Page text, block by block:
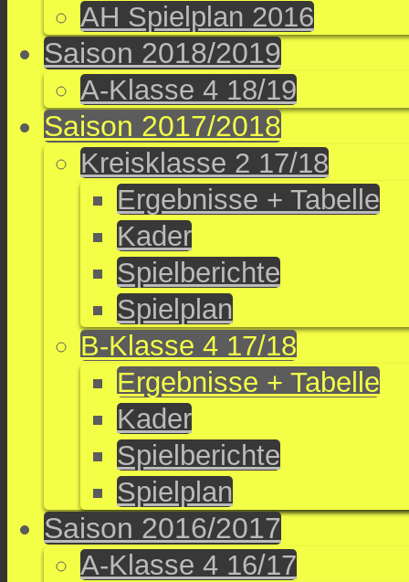
AH Spielplan 2016
Saison 2018/2019
A-Klasse 4 18/19
Saison 2017/2018
Kreisklasse 2 17/18
Ergebnisse + Tabelle
Kader
Spielberichte
Spielplan
B-Klasse 4 17/18
Ergebnisse + Tabelle
Kader
Spielberichte
Spielplan
Saison 2016/2017
A-Klasse 4 16/17